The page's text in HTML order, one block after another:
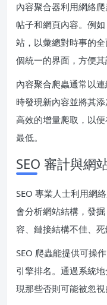
內容聚合器利用網絡
帖子和網頁內容。例
站，以彙總對時事的
個統一的界面，方便其
內容聚合爬蟲通常以
時發現新內容並將其
高效的增量爬取，以
最低。
SEO 審計與網
SEO 專業人士利用網
會分析網站結構，發
容、鏈接結構不佳、死
SEO 爬蟲能提供可操
引擎排名。通過系統
現那些否則可能被忽視